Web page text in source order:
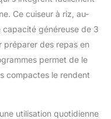
Avec le
riz Lauben,
préparer
de la
du porridge,
besoin
anti-adhésif
Ce cuiseur à riz, au-
généreuse de 3
préparer des repas en
permet de le
compactes le rendent
utilisation quotidienne